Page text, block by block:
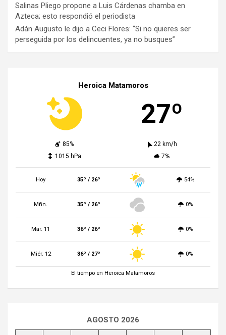
Salinas Pliego propone a Luis Cárdenas chamba en
Azteca; esto respondió el periodista
Adán Augusto le dijo a Ceci Flores: “Si no quieres ser
perseguida por los delincuentes, ya no busques”
Heroica Matamoros
27º
85%
22 km/h
1015 hPa
7%
Hoy 35º / 26º 54%
Mñn. 35º / 26º 0%
Mar. 11 36º / 26º 0%
Miér. 12 36º / 27º 0%
El tiempo en Heroica Matamoros
AGOSTO 2026